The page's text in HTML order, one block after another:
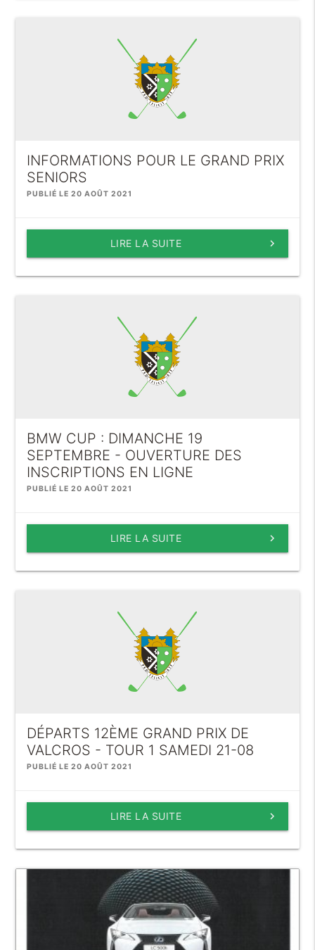
INFORMATIONS POUR LE GRAND PRIX
SENIORS
PUBLIÉ LE 20 AOÛT 2021
keyboard_arrow_right
LIRE LA SUITE
BMW CUP : DIMANCHE 19
SEPTEMBRE - OUVERTURE DES
INSCRIPTIONS EN LIGNE
PUBLIÉ LE 20 AOÛT 2021
keyboard_arrow_right
LIRE LA SUITE
DÉPARTS 12ÈME GRAND PRIX DE
VALCROS - TOUR 1 SAMEDI 21-08
PUBLIÉ LE 20 AOÛT 2021
keyboard_arrow_right
LIRE LA SUITE